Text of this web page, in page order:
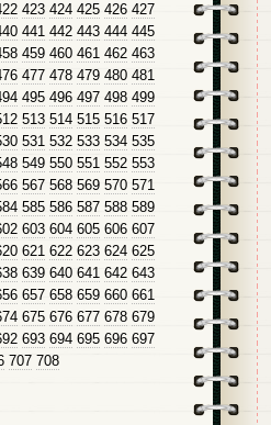
423 424 425 426 427
441 442 443 444 445
459 460 461 462 463
477 478 479 480 481
495 496 497 498 499
513 514 515 516 517
531 532 533 534 535
549 550 551 552 553
567 568 569 570 571
585 586 587 588 589
603 604 605 606 607
621 622 623 624 625
639 640 641 642 643
657 658 659 660 661
675 676 677 678 679
693 694 695 696 697
707 708